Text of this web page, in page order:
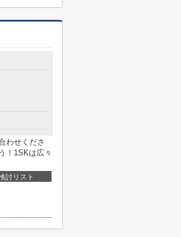
わせくださ
！1SKは広々
討リスト